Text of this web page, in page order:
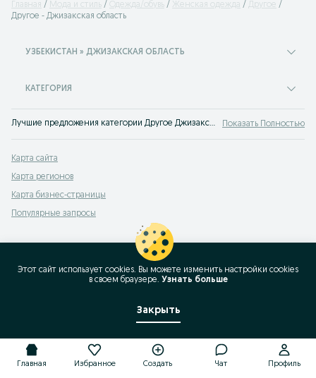
Главная Мода и стиль Одежда/обувь Женская одежда
Другое
Другое - Джизакская область
УЗБЕКИСТАН » ДЖИЗАКСКАЯ ОБЛАСТЬ
КАТЕГОРИЯ
Лучшие предложения категории Другое Джизакская область . Большой выбор товаров и услуг по выгодным ценам на OLX! Множество предложений на OLX.uz! Показать Полностью
Карта сайта
Карта регионов
Карта бизнес-страницы
Популярные запросы
Главная Избранное Создать Чат Профиль
Этот сайт использует cookies. Вы можете изменить настройки cookies
в своeм браузере. Узнать больше
Закрыть